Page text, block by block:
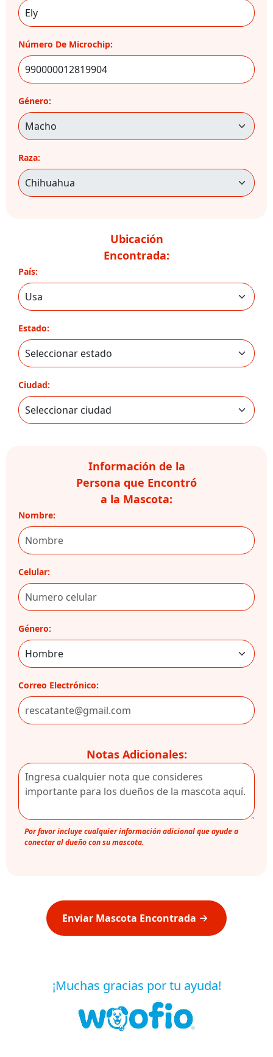
Número De Microchip:
Género:
Raza:
Ubicación
Encontrada:
País:
Estado:
Ciudad:
Información de la
Persona que Encontró
a la Mascota:
Nombre:
Celular:
Género:
Correo Electrónico:
Notas Adicionales:
Por favor incluye cualquier información adicional que ayude a
conectar al dueño con su mascota.
Enviar Mascota Encontrada
¡Muchas gracias por tu ayuda!